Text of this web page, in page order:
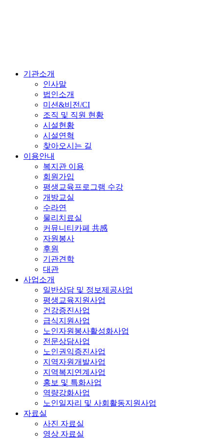
기관소개
인사말
법인소개
미션&비전/CI
조직 및 직원 현황
시설현황
시설연혁
찾아오시는 길
이용안내
복지관 이용
회원가입
평생교육프로그램 수강
개방교실
수라연
물리치료실
커뮤니티카페 共感
자원봉사
후원
기관견학
대관
사업소개
일반상담 및 정보제공사업
평생교육지원사업
건강증진사업
급식지원사업
노인자원봉사활성화사업
전문상담사업
노인권익증진사업
지역자원개발사업
지역복지연계사업
홍보 및 특화사업
역량강화사업
노인일자리 및 사회활동지원사업
자료실
사진 자료실
영상 자료실